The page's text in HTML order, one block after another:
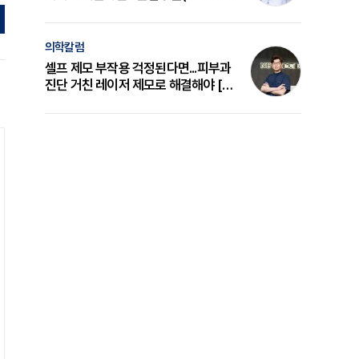
의학칼럼
셀프 제모 부작용 걱정된다면...피부과
진단 거친 레이저 제모로 해결해야 [변